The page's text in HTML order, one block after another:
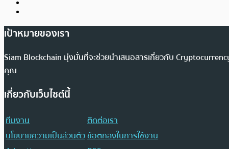
เป้าหมายของเรา
Siam Blockchain มุ่งมั่นที่จะช่วยนำเสนอสารเกี่ยวกับ
คุณ
เกี่ยวกับเว็บไซต์นี้
ทีมงาน
ติดต่อเรา
นโยบายความเป็นส่วนตัวข้อตกลงในการใช้งาน